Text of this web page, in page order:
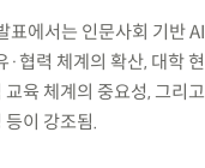
표에서는 인문사회 기반
·협력 체계의 확산, 대학
육 체계의 중요성, 그리
등이 강조됨.